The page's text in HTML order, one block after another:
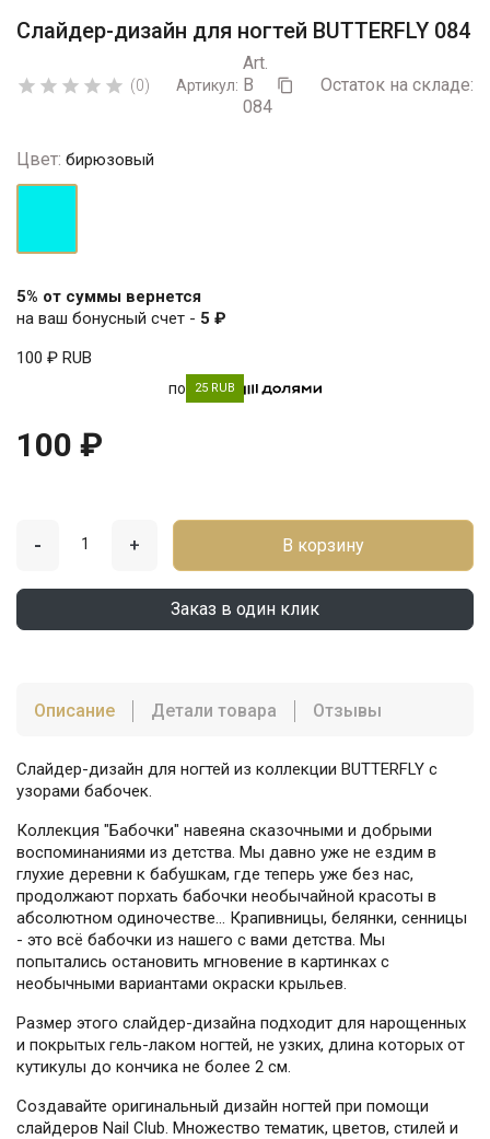
Слайдер-дизайн для ногтей BUTTERFLY 084
     (0) Артикул:
Art.
B
084
 Остаток на складе:
Цвет: бирюзовый
5% от суммы вернется
на ваш бонусный счет - 5 ₽
100 ₽ RUB
по 25 RUB
100 ₽
- + В корзину
Заказ в один клик
Описание Детали товара Отзывы
Слайдер-дизайн для ногтей из коллекции BUTTERFLY с
узорами бабочек.
Коллекция "Бабочки" навеяна сказочными и добрыми
воспоминаниями из детства. Мы давно уже не ездим в
глухие деревни к бабушкам, где теперь уже без нас,
продолжают порхать бабочки необычайной красоты в
абсолютном одиночестве... Крапивницы, белянки, сенницы
- это всё бабочки из нашего с вами детства. Мы
попытались остановить мгновение в картинках с
необычными вариантами окраски крыльев.
Размер этого слайдер-дизайна подходит для нарощенных
и покрытых гель-лаком ногтей, не узких, длина которых от
кутикулы до кончика не более 2 см.
Создавайте оригинальный дизайн ногтей при помощи
слайдеров Nail Club. Множество тематик, цветов, стилей и